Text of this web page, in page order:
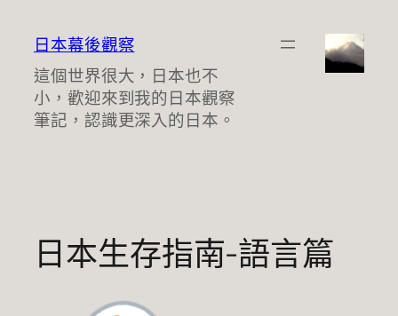
日本幕後觀察
這個世界很大，日本也不
小，歡迎來到我的日本觀察
筆記，認識更深入的日本。
日本生存指南-語言篇